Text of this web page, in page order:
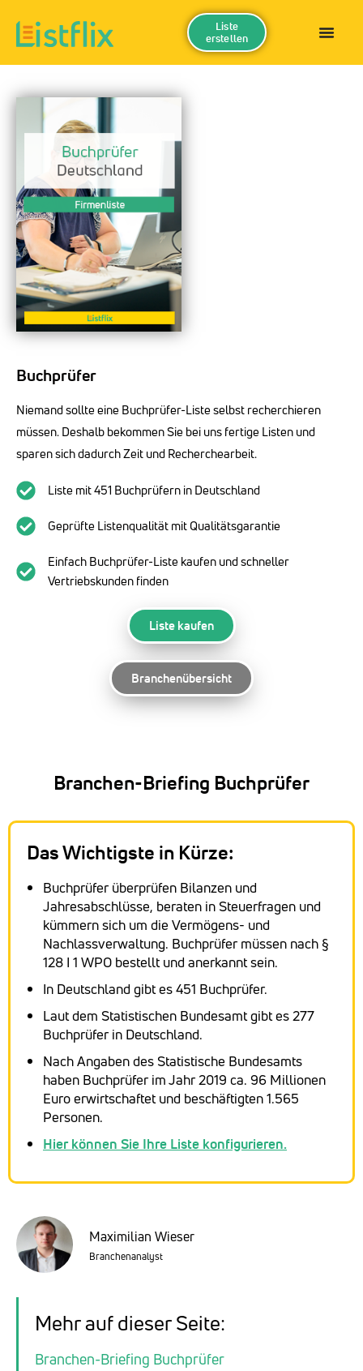
Liste
erstellen
Buchprüfer
Niemand sollte eine Buchprüfer-Liste selbst recherchieren
müssen. Deshalb bekommen Sie bei uns fertige Listen und
sparen sich dadurch Zeit und Recherchearbeit.
Liste mit 451 Buchprüfern in Deutschland
Geprüfte Listenqualität mit Qualitätsgarantie
Einfach Buchprüfer-Liste kaufen und schneller
Vertriebskunden finden
Liste kaufen
Branchenübersicht
Branchen-Briefing Buchprüfer
Das Wichtigste in Kürze:
Buchprüfer überprüfen Bilanzen und
Jahresabschlüsse, beraten in Steuerfragen und
kümmern sich um die Vermögens- und
Nachlassverwaltung. Buchprüfer müssen nach §
128 I 1 WPO bestellt und anerkannt sein.
In Deutschland gibt es 451 Buchprüfer.
Laut dem Statistischen Bundesamt gibt es 277
Buchprüfer in Deutschland.
Nach Angaben des Statistische Bundesamts
haben Buchprüfer im Jahr 2019 ca. 96 Millionen
Euro erwirtschaftet und beschäftigten 1.565
Personen.
Hier können Sie Ihre Liste konfigurieren.
Maximilian Wieser
Branchenanalyst
Mehr auf dieser Seite:
Branchen-Briefing Buchprüfer